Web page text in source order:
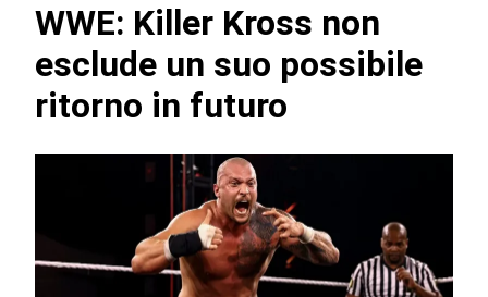
WWE: Killer Kross non
esclude un suo possibile
ritorno in futuro